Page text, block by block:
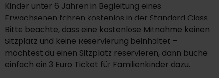
Kinder unter 6 Jahren in Begleitung eines
Erwachsenen fahren kostenlos in der Standard Class.
Bitte beachte, dass eine kostenlose Mitnahme keinen
Sitzplatz und keine Reservierung beinhaltet –
möchtest du einen Sitzplatz reservieren, dann buche
einfach ein 3 Euro Ticket für Familienkinder dazu.